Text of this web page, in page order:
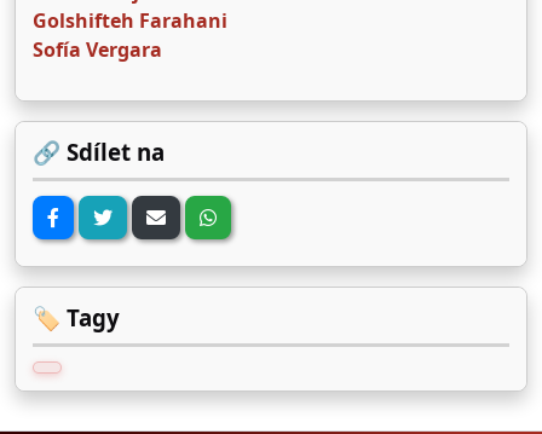
Golshifteh Farahani
Sofía Vergara
🔗 Sdílet na
🏷️ Tagy